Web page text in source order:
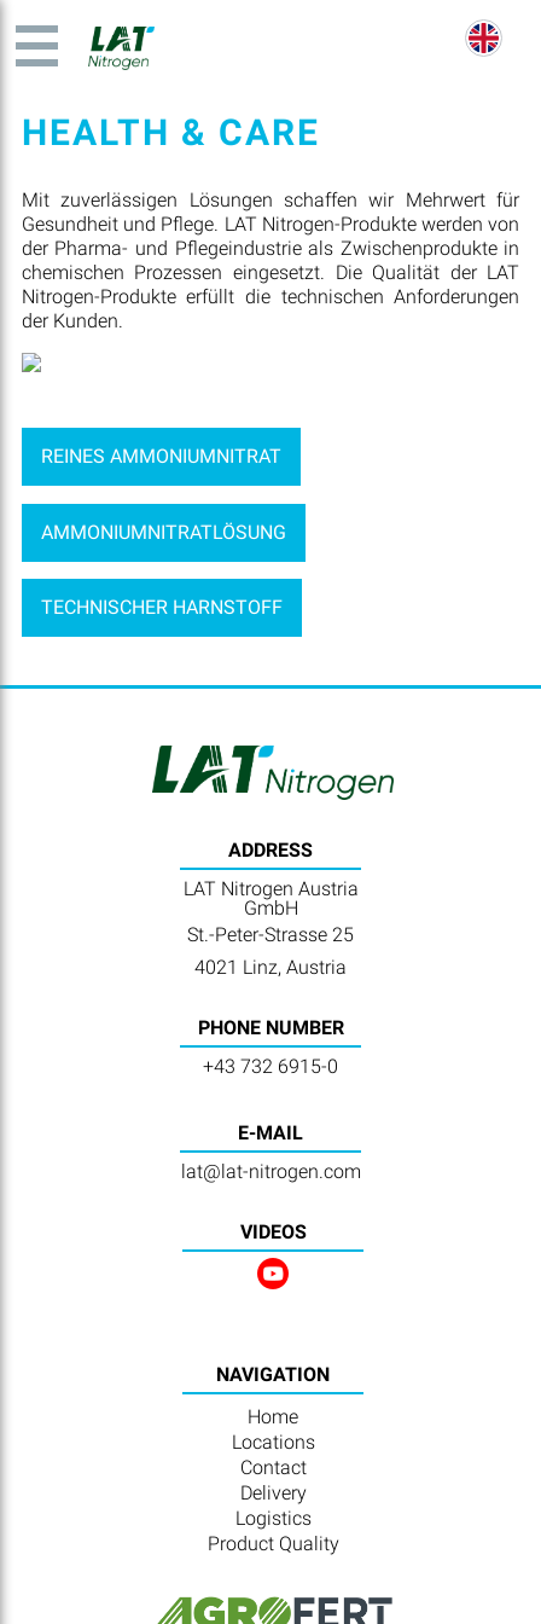
HEALTH & CARE
Mit zuverlässigen Lösungen schaffen wir Mehrwert für
Gesundheit und Pflege. LAT Nitrogen-Produkte werden von
der Pharma- und Pflegeindustrie als Zwischenprodukte in
chemischen Prozessen eingesetzt. Die Qualität der LAT
Nitrogen-Produkte erfüllt die technischen Anforderungen
der Kunden.
REINES AMMONIUMNITRAT
AMMONIUMNITRATLÖSUNG
TECHNISCHER HARNSTOFF
ADDRESS
LAT Nitrogen Austria
GmbH
St.-Peter-Strasse 25
4021 Linz, Austria
PHONE NUMBER
+43 732 6915-0
E-MAIL
lat@lat-nitrogen.com
VIDEOS
NAVIGATION
Home
Locations
Contact
Delivery
Logistics
Product Quality